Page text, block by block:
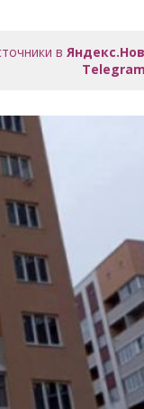
в
Telegram